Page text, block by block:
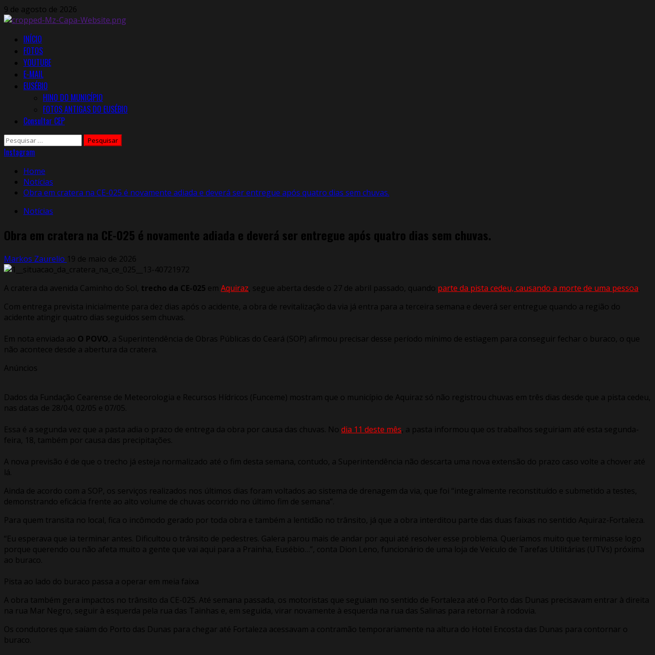
Skip
to
9 de agosto de 2026
Primary
Menu
INÍCIO
FOTOS
YOUTUBE
E-MAIL
EUSÉBIO
HINO DO MUNICÍPIO
FOTOS ANTIGAS DO EUSÉBIO
Consultar CEP
Pesquisar
por:
Instagram
Home
Notícias
Obra em cratera na CE-025 é novamente adiada e deverá ser entregue após quatro dias sem chuvas.
Notícias
Obra em cratera na CE-025 é novamente adiada e deverá ser entregue após quatro dias sem chuvas.
Markos Zaurelio 19 de maio de 2026
A cratera da avenida Caminho do Sol, trecho da CE-025 em Aquiraz , segue aberta desde o 27 de abril passado, quando parte da pista cedeu, causando a morte de uma pessoa.
Com entrega prevista inicialmente para dez dias após o acidente, a obra de revitalização da via já entra para a terceira semana e deverá ser entregue quando a região do
acidente atingir quatro dias seguidos sem chuvas.
Em nota enviada ao O POVO , a Superintendência de Obras Públicas do Ceará (SOP) afirmou precisar desse período mínimo de estiagem para conseguir fechar o buraco, o que
não acontece desde a abertura da cratera.
Anúncios
Dados da Fundação Cearense de Meteorologia e Recursos Hídricos (Funceme) mostram que o município de Aquiraz só não registrou chuvas em três dias desde que a pista cedeu,
nas datas de 28/04, 02/05 e 07/05.
Essa é a segunda vez que a pasta adia o prazo de entrega da obra por causa das chuvas. No dia 11 deste mês , a pasta informou que os trabalhos seguiriam até esta segunda-
feira, 18, também por causa das precipitações.
A nova previsão é de que o trecho já esteja normalizado até o fim desta semana, contudo, a Superintendência não descarta uma nova extensão do prazo caso volte a chover até
lá.
Ainda de acordo com a SOP, os serviços realizados nos últimos dias foram voltados ao sistema de drenagem da via, que foi “integralmente reconstituído e submetido a testes,
demonstrando eficácia frente ao alto volume de chuvas ocorrido no último fim de semana”.
Para quem transita no local, fica o incômodo gerado por toda obra e também a lentidão no trânsito, já que a obra interditou parte das duas faixas no sentido Aquiraz-Fortaleza.
“Eu esperava que ia terminar antes. Dificultou o trânsito de pedestres. Galera parou mais de andar por aqui até resolver esse problema. Queríamos muito que terminasse logo
porque querendo ou não afeta muito a gente que vai aqui para a Prainha, Eusébio…”, conta Dion Leno, funcionário de uma loja de Veículo de Tarefas Utilitárias (UTVs) próxima
ao buraco.
Pista ao lado do buraco passa a operar em meia faixa
A obra também gera impactos no trânsito da CE-025. Até semana passada, os motoristas que seguiam no sentido de Fortaleza até o Porto das Dunas precisavam entrar à direita
na rua Mar Negro, seguir à esquerda pela rua das Tainhas e, em seguida, virar novamente à esquerda na rua das Salinas para retornar à rodovia.
Os condutores que saíam do Porto das Dunas para chegar até Fortaleza acessavam a contramão temporariamente na altura do Hotel Encosta das Dunas para contornar o
buraco.